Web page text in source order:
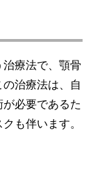
療法で、顎骨
治療法は、自
必要であるた
も伴います。